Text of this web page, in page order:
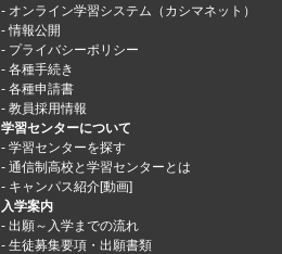
オンライン学習システム（カシマネット）
情報公開
プライバシーポリシー
各種手続き
各種申請書
教員採用情報
学習センターについて
学習センターを探す
通信制高校と学習センターとは
キャンパス紹介[動画]
入学案内
出願～入学までの流れ
生徒募集要項・出願書類